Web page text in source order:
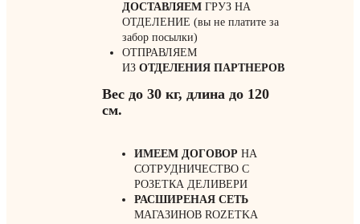
ДОСТАВЛЯЕМГРУЗ НА
ОТДЕЛЕНИЕ (вы не платите за
забор посылки)
ОТПРАВЛЯЕМ
ИЗ ОТДЕЛЕНИЯ ПАРТНЕРОВ
Вес до 30 кг, длина до 120
см.
ИМЕЕМ ДОГОВОР НА
СОТРУДНИЧЕСТВО С
РОЗЕТКА ДЕЛИВЕРИ
РАСШИРЕНАЯ СЕТЬ
МАГАЗИНОВ ROZETKA